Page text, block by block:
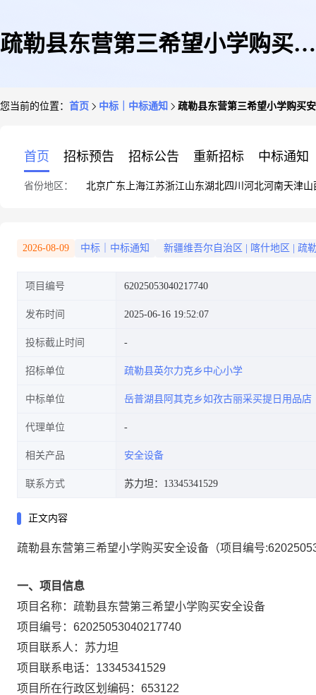
疏勒县东营第三希望小学购买安
您当前的位置： 首页 中标｜中标通知 疏勒县东营第三希望小学购买
首页 招标预告 招标公告 重新招标 中标通知
省份地区： 北京广东 上海江苏浙江山东湖北四川 河北河南天津山
2026-08-09 中标｜中标通知 新疆维吾尔自治区 喀什地区 疏
项目编号 62025053040217740
发布时间 2025-06-16 19:52:07
投标截止时间
招标单位 疏勒县英尔力克乡中心小学
中标单位 岳普湖县阿其克乡如孜古丽采买提日用品店
代理单位
相关产品 安全设备
联系方式 苏力坦：13345341529
正文内容
疏勒县东营第三希望小学购买安全设备 （项目编号:
一、项目信息
项目名称： 疏勒县东营第三希望小学购买安全设备
项目编号： 62025053040217740
项目联系人： 苏力坦
项目联系电话： 13345341529
项目所在行政区划编码： 653122